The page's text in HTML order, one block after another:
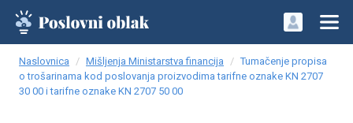
Naslovnica Mišljenja Ministarstva financija
Tumačenje propisa
o trošarinama kod poslovanja proizvodima tarifne oznake KN 2707
30 00 i tarifne oznake KN 2707 50 00